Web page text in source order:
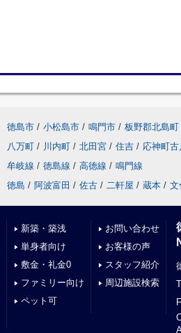
徳島市 / 小松島市 / 鳴門市 / 板野郡北島町
八万町 / 川内町 / 北田宮 / 住吉 / 応神町古
牟岐線 / 徳島線 / 高徳線 / 鳴門線
徳島 / 阿波富田 / 佐古 / 二軒屋 / 蔵本 / 文
新築・築浅
単身者向け
敷金・礼金0
ファミリー向け
ペット可
お問い合わせ
お客様の声
スタッフ紹介
周辺施設検索